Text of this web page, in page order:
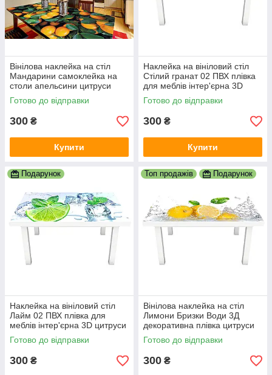
Вінілова наклейка на стіл
Мандарини самоклейка на
столи апельсини цитруси
помаранчевий принт
600х1200 мм
Готово до відправки
300 ₴
Купити
Наклейка на вініловий стіл
Стілий гранат 02 ПВХ плівка
для меблів інтер'єрна 3D
червоні зерна 600х1200 мм
Готово до відправки
300 ₴
Купити
Подарунок
Наклейка на вініловий стіл
Лайм 02 ПВХ плівка для
меблів інтер'єрна 3D цитруси
лід м'ята зелений 600х1200
мм
Готово до відправки
300 ₴
Топ продажів Подарунок
Вінілова наклейка на стіл
Лимони Бризки Води 3Д
декоративна плівка цитруси
Фрукти Жовтий 600х1200 мм
Готово до відправки
300 ₴